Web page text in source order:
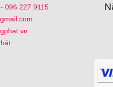
- 096 227 9115